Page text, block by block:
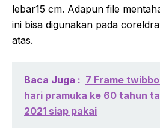
lebar15 cm. Adapun file
ini bisa digunakan pada
atas.
Baca Juga : 7 Frame
hari pramuka ke 60 tahun
2021 siap pakai